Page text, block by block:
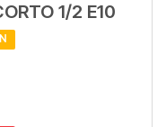
1/2 E10